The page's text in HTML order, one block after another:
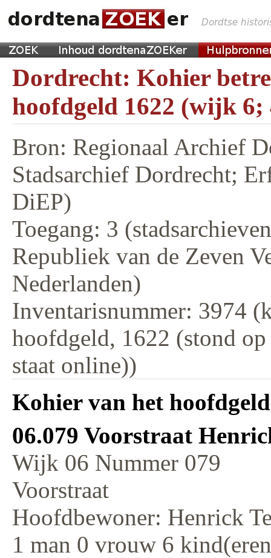
Dordrecht: Kohier
hoofdgeld 1622 (wijk 6;
Bron: Regionaal Archief
Stadsarchief Dordrecht;
DiEP)
Toegang: 3
Republiek van de Zeven
Nederlanden)
Inventarisnummer: 3974
hoofdgeld, 1622 (stond
staat online))
Kohier van het
06.079 Voorstraat
Wijk 06 Nummer 079
Voorstraat
Hoofdbewoner: Henrick
1 man 0 vrouw 6